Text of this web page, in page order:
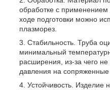
обработке с применением
ходе подготовки можно
плазморез.
Стабильность. Труба
минимальный
расширения, из-за чего не
давления на сопряженные
Устойчивость. Изделие